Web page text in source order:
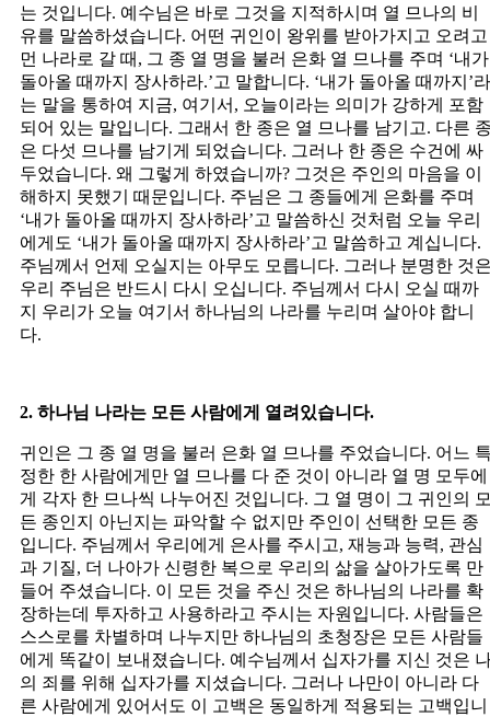
는 것입니다. 예수님은 바로 그것을 지적하시며 열 므나의 비
유를 말씀하셨습니다. 어떤 귀인이 왕위를 받아가지고 오려고
먼 나라로 갈 때, 그 종 열 명을 불러 은화 열 므나를 주며 ‘내가
돌아올 때까지 장사하라.’고 말합니다. ‘내가 돌아올 때까지’라
는 말을 통하여 지금, 여기서, 오늘이라는 의미가 강하게 포함
되어 있는 말입니다. 그래서 한 종은 열 므나를 남기고. 다른
은 다섯 므나를 남기게 되었습니다. 그러나 한 종은 수건에 싸
두었습니다. 왜 그렇게 하였습니까? 그것은 주인의 마음을 이
해하지 못했기 때문입니다. 주님은 그 종들에게 은화를 주며
‘내가 돌아올 때까지 장사하라’고 말씀하신 것처럼 오늘 우리
에게도 ‘내가 돌아올 때까지 장사하라’고 말씀하고 계십니다.
주님께서 언제 오실지는 아무도 모릅니다. 그러나 분명한 것
우리 주님은 반드시 다시 오십니다. 주님께서 다시 오실 때까
지 우리가 오늘 여기서 하나님의 나라를 누리며 살아야 합니
다.
2. 하나님 나라는 모든 사람에게 열려있습니다.
귀인은 그 종 열 명을 불러 은화 열 므나를 주었습니다. 어느
정한 한 사람에게만 열 므나를 다 준 것이 아니라 열 명 모두에
게 각자 한 므나씩 나누어진 것입니다. 그 열 명이 그 귀인의
든 종인지 아닌지는 파악할 수 없지만 주인이 선택한 모든 종
입니다. 주님께서 우리에게 은사를 주시고, 재능과 능력, 관심
과 기질, 더 나아가 신령한 복으로 우리의 삶을 살아가도록 만
들어 주셨습니다. 이 모든 것을 주신 것은 하나님의 나라를 확
장하는데 투자하고 사용하라고 주시는 자원입니다. 사람들은
스스로를 차별하며 나누지만 하나님의 초청장은 모든 사람들
에게 똑같이 보내졌습니다. 예수님께서 십자가를 지신 것은
의 죄를 위해 십자가를 지셨습니다. 그러나 나만이 아니라 다
른 사람에게 있어서도 이 고백은 동일하게 적용되는 고백입니